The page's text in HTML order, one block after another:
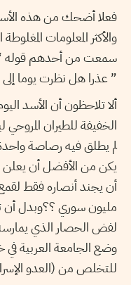
فعلا أضحك من هذه
والأكثر المعلومات
سمعت من أحدهم قوله
” عذرا هل نظرت يوما
ألا تلاحظون أن الأسد
الخفيفة للطيران
لم يطلق فيه رصاصة واحدة
يكن من الأفضل أن يعلن
مليون سوري ؟؟وبدل أن
لفض الحصار الذي
وضع الجامعة العربية
للتخلص من (العدو